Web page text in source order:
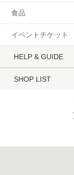
食品
イベントチケット
HELP & GUIDE
SHOP LIST